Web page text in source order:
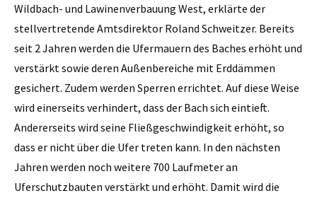
Wildbach- und Lawinenverbauung West, erklärte der
stellvertretende Amtsdirektor Roland Schweitzer. Bereits
seit 2 Jahren werden die Ufermauern des Baches erhöht und
verstärkt sowie deren Außenbereiche mit Erddämmen
gesichert. Zudem werden Sperren errichtet. Auf diese Weise
wird einerseits verhindert, dass der Bach sich eintieft.
Andererseits wird seine Fließgeschwindigkeit erhöht, so
dass er nicht über die Ufer treten kann. In den nächsten
Jahren werden noch weitere 700 Laufmeter an
Uferschutzbauten verstärkt und erhöht. Damit wird die